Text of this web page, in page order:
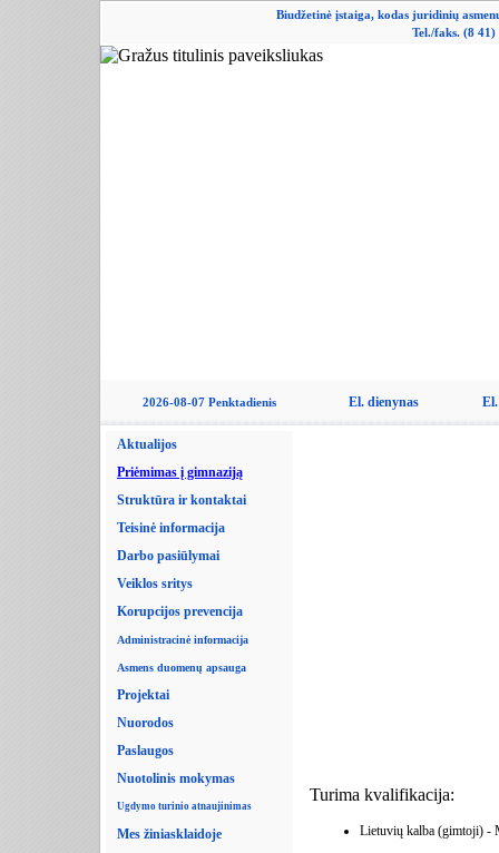
Biudžetinė įstaiga, kodas juridinių
Tel./faks. (8
2026-08-07 Penktadienis El. dienynas
Aktualijos
Priėmimas į gimnaziją
Struktūra ir kontaktai
Teisinė informacija
Darbo pasiūlymai
Veiklos sritys
Korupcijos prevencija
Administracinė informacija
Asmens duomenų apsauga
Projektai
Nuorodos
Paslaugos
Nuotolinis mokymas
Ugdymo turinio atnaujinimas
Mes žiniasklaidoje
Turima kvalifikacija:
Lietuvių kalba (gimtoji) -